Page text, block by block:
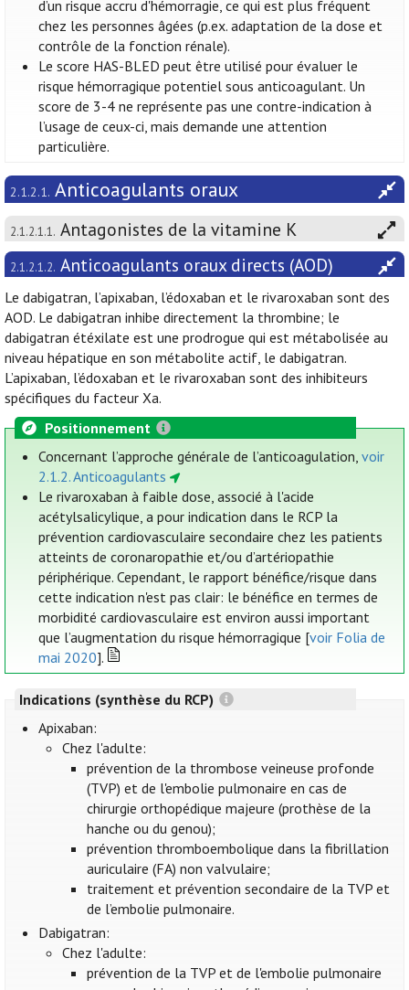
d’un risque accru d'hémorragie, ce qui est plus fréquent
chez les personnes âgées (p.ex. adaptation de la dose et
contrôle de la fonction rénale).
Le score HAS-BLED peut être utilisé pour évaluer le
risque hémorragique potentiel sous anticoagulant. Un
score de 3-4 ne représente pas une contre-indication à
l’usage de ceux-ci, mais demande une attention
particulière.
2.1.2.1. Anticoagulants oraux
2.1.2.1.1. Antagonistes de la vitamine K
2.1.2.1.2. Anticoagulants oraux directs (AOD)
Le dabigatran, l’apixaban, l’édoxaban et le rivaroxaban sont des
AOD. Le dabigatran inhibe directement la thrombine; le
dabigatran étéxilate est une prodrogue qui est métabolisée au
niveau hépatique en son métabolite actif, le dabigatran.
L’apixaban, l’édoxaban et le rivaroxaban sont des inhibiteurs
spécifiques du facteur Xa.
Positionnement
Concernant l’approche générale de l’anticoagulation,voir
2.1.2. Anticoagulants
Le rivaroxaban à faible dose, associé à l'acide
acétylsalicylique, a pour indication dans le RCP la
prévention cardiovasculaire secondaire chez les patients
atteints de coronaropathie et/ou d’artériopathie
périphérique. Cependant, le rapport bénéfice/risque dans
cette indication n'est pas clair: le bénéfice en termes de
morbidité cardiovasculaire est environ aussi important
que l’augmentation du risque hémorragique [voir Folia de
mai 2020].
Indications (synthèse du RCP)
Apixaban:
Chez l'adulte:
prévention de la thrombose veineuse profonde
(TVP) et de l'embolie pulmonaire en cas de
chirurgie orthopédique majeure (prothèse de la
hanche ou du genou);
prévention thromboembolique dans la fibrillation
auriculaire (FA) non valvulaire;
traitement et prévention secondaire de la TVP et
de l’embolie pulmonaire.
Dabigatran:
Chez l'adulte:
prévention de la TVP et de l'embolie pulmonaire